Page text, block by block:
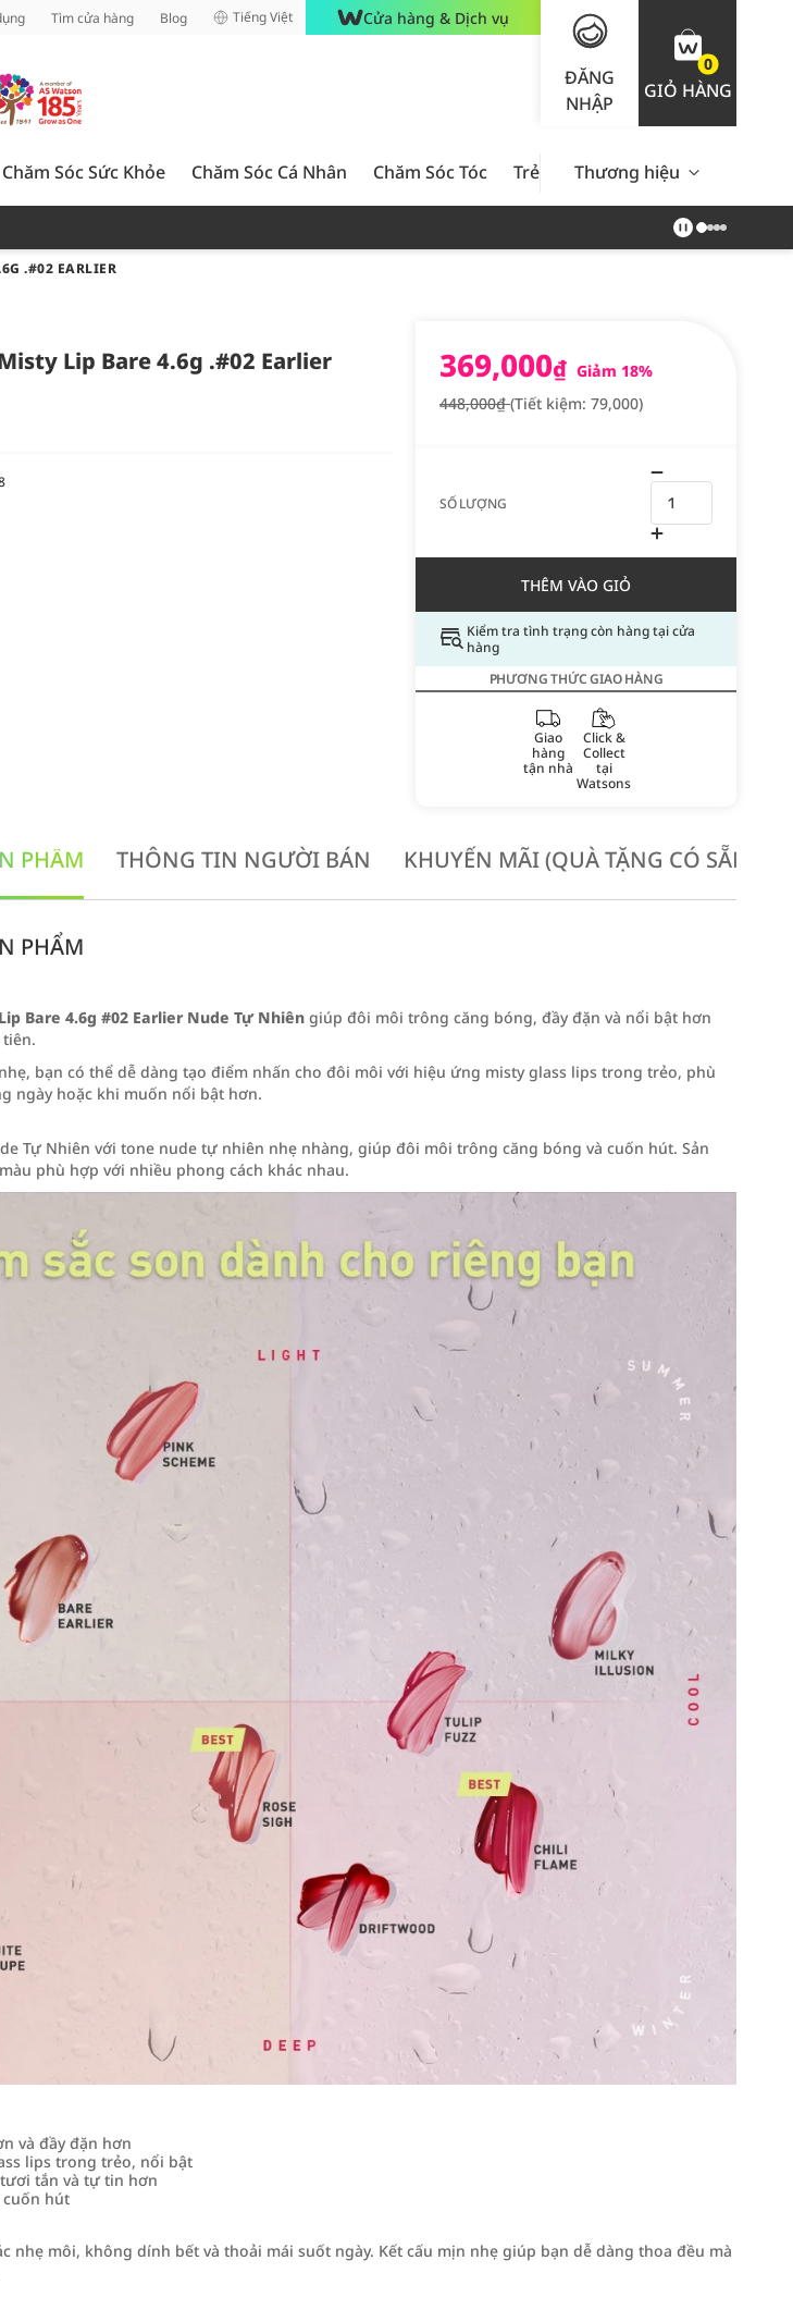
Tìm cửa hàng Blog Tiếng Việt Cửa hàng & Dịch vụ
ĐĂNG
NHẬP
0
GIỎ HÀNG
Chăm Sóc Sức Khỏe Chăm Sóc Cá Nhân Chăm Sóc Tóc Trẻ Em Nam Giới Chăm Sóc
Thương hiệu
.#02 EARLIER
Lip Bare 4.6g .#02 Earlier
369,000₫ Giảm 18%
448,000₫(Tiết kiệm: 79,000)
SỐ LƯỢNG
THÊM VÀO GIỎ
Kiểm tra tình trạng còn hàng tại cửa
hàng
PHƯƠNG THỨC GIAO HÀNG
Giao
hàng
tận nhà
Click &
Collect
tại
Watsons
PHẨM THÔNG TIN NGƯỜI BÁN KHUYẾN MÃI (QUÀ TẶNG CÓ SẴN
PHẨM
Bare 4.6g #02 Earlier Nude Tự Nhiên giúp đôi môi trông căng bóng, đầy đặn và nổi bật hơn
bạn có thể dễ dàng tạo điểm nhấn cho đôi môi với hiệu ứng misty glass lips trong trẻo, phù
ngày hoặc khi muốn nổi bật hơn.
Tự Nhiên với tone nude tự nhiên nhẹ nhàng, giúp đôi môi trông căng bóng và cuốn hút. Sản
phù hợp với nhiều phong cách khác nhau.
và đầy đặn hơn
lips trong trẻo, nổi bật
tắn và tự tin hơn
cuốn hút
nhẹ môi, không dính bết và thoải mái suốt ngày. Kết cấu mịn nhẹ giúp bạn dễ dàng thoa đều mà